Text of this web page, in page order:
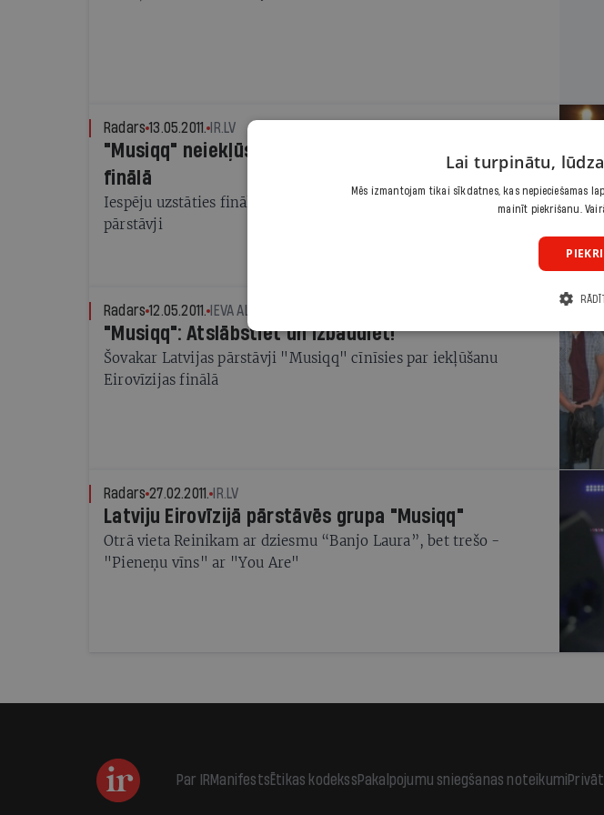
Radars 13.05.2011. IR.LV
"Musiqq" neiekļūst Eirovīzijas dziesmu konkursa
finālā
Iespēju uzstāties finālā ieguvuši gan Lietuvas, gan Igaunijas
pārstāvji
Radars 12.05.2011. IEVA ALBERTE
"Musiqq": Atslābstiet un izbaudiet!
Šovakar Latvijas pārstāvji "Musiqq" cīnīsies par iekļūšanu
Eirovīzijas finālā
Radars 27.02.2011. IR.LV
Latviju Eirovīzijā pārstāvēs grupa "Musiqq"
Otrā vieta Reinikam ar dziesmu “Banjo Laura”, bet trešo -
"Pieneņu vīns" ar "You Are"
Par IRManifestsĒtikas kodekssPakalpojumu sniegšanas noteikumi
Lai turpinātu,
Mēs izmantojam tikai sīkdatnes, kas nepieciešamas
mainīt piekrišanu.